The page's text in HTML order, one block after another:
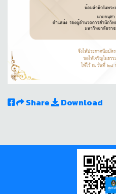
Share
Download